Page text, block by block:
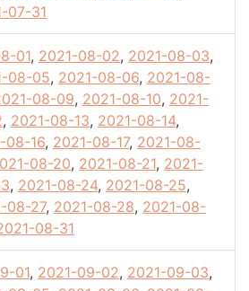
07-31
01, 2021-08-02, 2021-08-03,
08-05, 2021-08-06, 2021-08-
08-09, 2021-08-10, 2021-
, 2021-08-13, 2021-08-14,
08-16, 2021-08-17, 2021-08-
08-20, 2021-08-21, 2021-
, 2021-08-24, 2021-08-25,
08-27, 2021-08-28, 2021-08-
08-31
01, 2021-09-02, 2021-09-03,